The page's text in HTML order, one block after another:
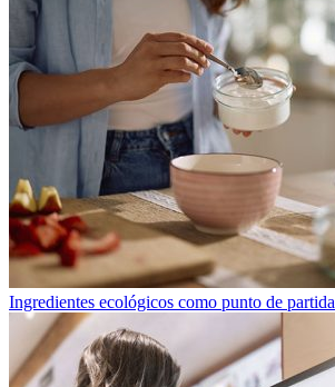
Ingredientes ecológicos como punto de partida